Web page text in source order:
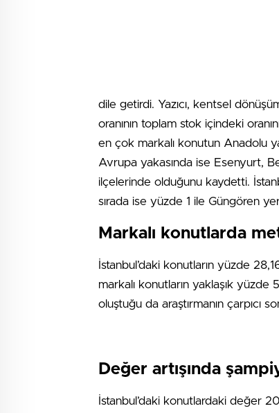
dile getirdi. Yazıcı, kentsel
oranının toplam stok içindeki
en çok markalı konutun Anadolu
Avrupa yakasında ise Esenyurt,
ilçelerinde olduğunu kaydetti.
sırada ise yüzde 1 ile Güngören yer
Markalı konutlarda
İstanbul’daki konutların yüzde
markalı konutların yaklaşık
oluştuğu da araştırmanın çarpıcı
Değer artışında
İstanbul’daki konutlardaki değer